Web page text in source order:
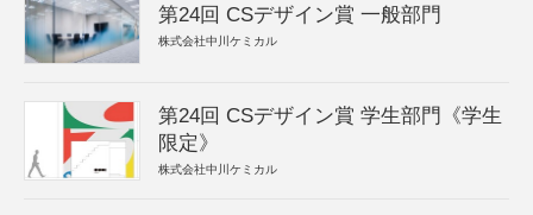
第24回 CSデザイン賞 一般部門
株式会社中川ケミカル
第24回 CSデザイン賞 学生部門《学生
限定》
株式会社中川ケミカル